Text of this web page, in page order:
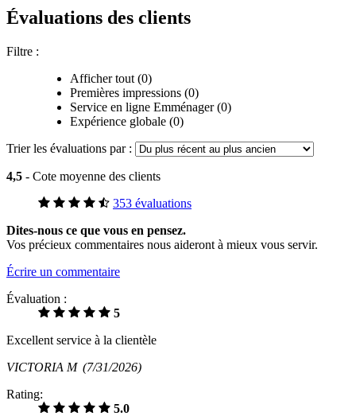
Évaluations des clients
Filtre :
Afficher tout (0)
Premières impressions (0)
Service en ligne Emménager (0)
Expérience globale (0)
Trier les évaluations par :
4,5 - Cote moyenne des clients
353 évaluations
Dites-nous ce que vous en pensez.
Vos précieux commentaires nous aideront à mieux vous servir.
Écrire un commentaire
Évaluation :
5
Excellent service à la clientèle
VICTORIA M (7/31/2026)
Rating:
5.0